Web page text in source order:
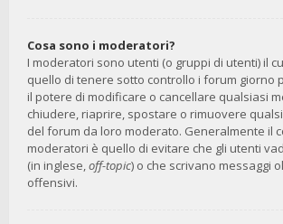
Cosa sono i moderatori?
I moderatori sono utenti (o gruppi di utenti) il
quello di tenere sotto controllo i forum giorno
il potere di modificare o cancellare qualsiasi
chiudere, riaprire, spostare o rimuovere
del forum da loro moderato. Generalmente il
moderatori è quello di evitare che gli utenti
(in inglese,off-topic) o che scrivano messaggi
offensivi.